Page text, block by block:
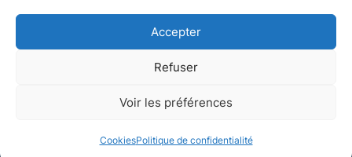
Accepter
Refuser
Voir les préférences
CookiesPolitique de confidentialité
Conception et réalisation :Plate